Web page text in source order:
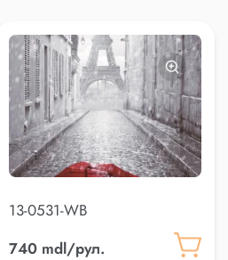
13-0531-WB
740 mdl/рул.